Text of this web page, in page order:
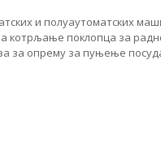
и полуаутоматских
котрљање поклопца за
за опрему за пуњење